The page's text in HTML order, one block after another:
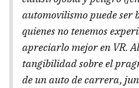
automovilismo puede ser
quienes no tenemos
apreciarlo mejor en VR.
tangibilidad sobre el
de un auto de carrera,